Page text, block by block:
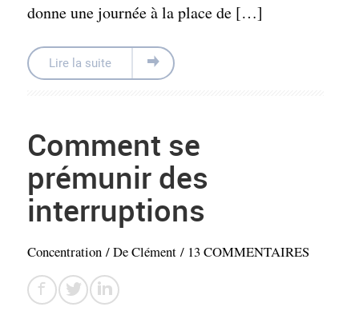
donne une journée à la place de […]
Lire la suite
Comment se
prémunir des
interruptions
Concentration / DeClément / 13 COMMENTAIRES